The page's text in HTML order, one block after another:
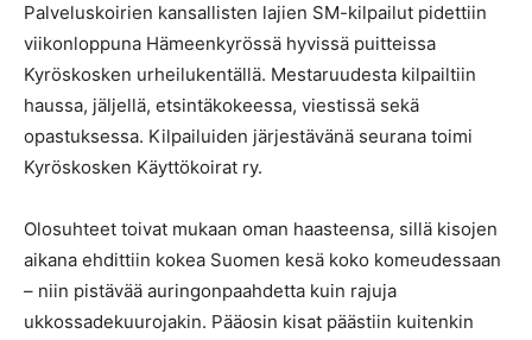
Palveluskoirien kansallisten lajien SM-kilpailut pidettiin
viikonloppuna Hämeenkyrössä hyvissä puitteissa
Kyröskosken urheilukentällä. Mestaruudesta kilpailtiin
haussa, jäljellä, etsintäkokeessa, viestissä sekä
opastuksessa. Kilpailuiden järjestävänä seurana toimi
Kyröskosken Käyttökoirat ry.
Olosuhteet toivat mukaan oman haasteensa, sillä kisojen
aikana ehdittiin kokea Suomen kesä koko komeudessaan
– niin pistävää auringonpaahdetta kuin rajuja
ukkossadekuurojakin. Pääosin kisat päästiin kuitenkin